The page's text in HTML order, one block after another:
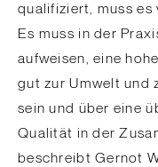
qualifiziert, muss es
Es muss in der
aufweisen, eine
gut zur Umwelt und
sein und über eine
Qualität in der
beschreibt Gernot